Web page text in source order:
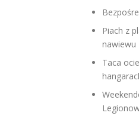
Piach z
nawiewu
Taca